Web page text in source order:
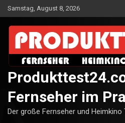
Skip
to
content
Samstag, August 8, 2026
Fernseher im
Der große Fernseher und Heimkino